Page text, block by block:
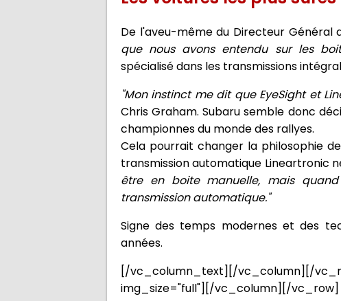
De l'aveu-même du Directeur Général
que nous avons entendu sur les
spécialisé dans les transmissions
"Mon instinct me dit que EyeSight et
Chris Graham. Subaru semble donc
championnes du monde des rallyes.
Cela pourrait changer la philosophie
transmission automatique Lineartronic
être en boite manuelle, mais
transmission automatique."
Signe des temps modernes et des
années.
[/vc_column_text][/vc_column][/
img_size="full"][/vc_column][/vc_row]